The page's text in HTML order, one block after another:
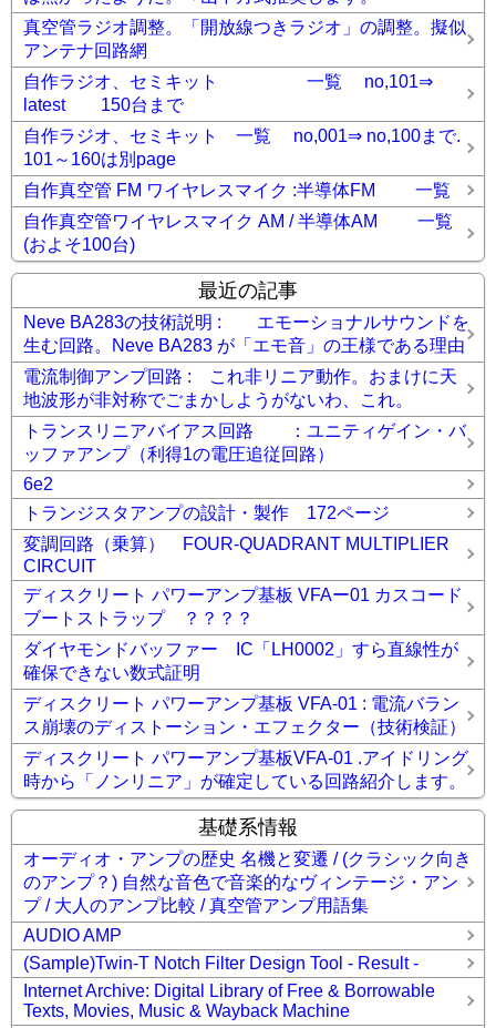
真空管ラジオ調整。「開放線つきラジオ」の調整。擬似
アンテナ回路網
自作ラジオ、セミキット 一覧 no,101⇒
latest 150台まで
自作ラジオ、セミキット 一覧 no,001⇒ no,100まで.
101～160は別page
自作真空管 FM ワイヤレスマイク :半導体FM 一覧
自作真空管ワイヤレスマイク AM / 半導体AM 一覧
(およそ100台)
最近の記事
Neve BA283の技術説明 : エモーショナルサウンドを
生む回路。Neve BA283 が「エモ音」の王様である理由
電流制御アンプ回路 : これ非リニア動作。おまけに天
地波形が非対称でごまかしようがないわ、これ。
トランスリニアバイアス回路 ：ユニティゲイン・バ
ッファアンプ（利得1の電圧追従回路）
6e2
トランジスタアンプの設計・製作 172ページ
変調回路（乗算） FOUR-QUADRANT MULTIPLIER
CIRCUIT
ディスクリート パワーアンプ基板 VFAー01 カスコード
ブートストラップ ？？？？
ダイヤモンドバッファー IC「LH0002」すら直線性が
確保できない数式証明
ディスクリート パワーアンプ基板 VFA-01 : 電流バラン
ス崩壊のディストーション・エフェクター（技術検証）
ディスクリート パワーアンプ基板VFA-01 .アイドリング
時から「ノンリニア」が確定している回路紹介します。
基礎系情報
オーディオ・アンプの歴史 名機と変遷 / (クラシック向き
のアンプ？) 自然な音色で音楽的なヴィンテージ・アン
プ / 大人のアンプ比較 / 真空管アンプ用語集
AUDIO AMP
(Sample)Twin-T Notch Filter Design Tool - Result -
Internet Archive: Digital Library of Free & Borrowable
Texts, Movies, Music & Wayback Machine